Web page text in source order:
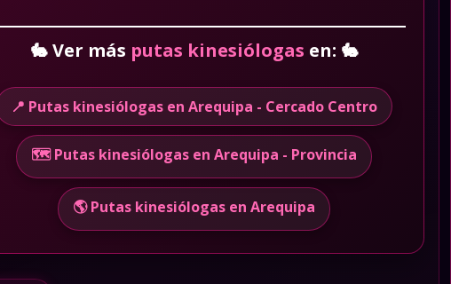
🐇Ver más putas kinesiólogas en: 🐇
📍 Putas kinesiólogas en Arequipa - Cercado Centro
🗺️ Putas kinesiólogas en Arequipa - Provincia
🌎 Putas kinesiólogas en Arequipa